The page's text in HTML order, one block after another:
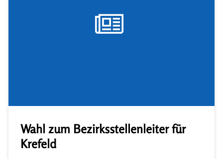
Wahl zum Bezirksstellenleiter für
Krefeld